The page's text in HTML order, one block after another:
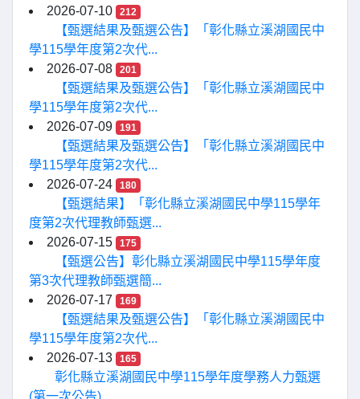
2026-07-10
212
【甄選結果及甄選公告】「彰化縣立溪湖國民中
學115學年度第2次代...
2026-07-08
201
【甄選結果及甄選公告】「彰化縣立溪湖國民中
學115學年度第2次代...
2026-07-09
191
【甄選結果及甄選公告】「彰化縣立溪湖國民中
學115學年度第2次代...
2026-07-24
180
【甄選結果】「彰化縣立溪湖國民中學115學年
度第2次代理教師甄選...
2026-07-15
175
【甄選公告】彰化縣立溪湖國民中學115學年度
第3次代理教師甄選簡...
2026-07-17
169
【甄選結果及甄選公告】「彰化縣立溪湖國民中
學115學年度第2次代...
2026-07-13
165
彰化縣立溪湖國民中學115學年度學務人力甄選
(第一次公告)